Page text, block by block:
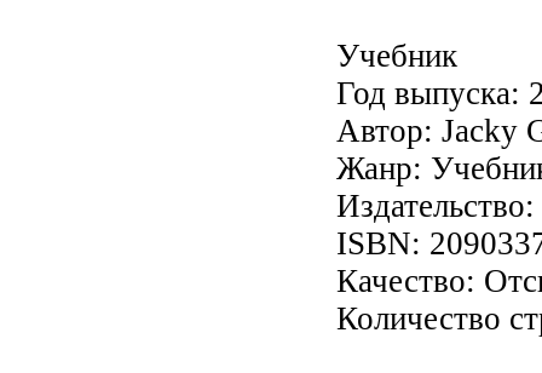
Учебник
Год выпуска:
Автор: Jacky
Жанр:
ISBN:
Качество:
Количество